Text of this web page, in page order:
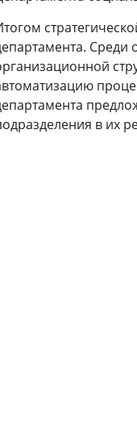
Среди
в их